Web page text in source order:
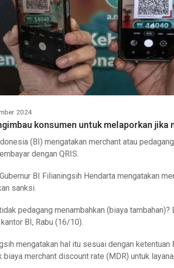
2024
konsumen untuk melaporkan jika
(BI) mengatakan merchant atau
dengan QRIS.
BI Filianingsih Hendarta mengatakan
sanksi.
pedagang menambahkan (biaya
BI, Rabu (16/10).
mengatakan hal itu sesuai dengan
biaya merchant discount rate (MDR) untuk